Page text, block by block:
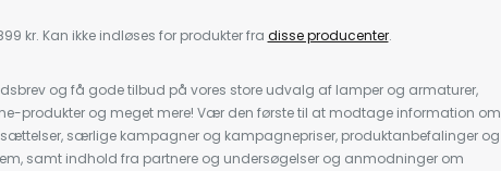
kr. Kan ikke indløses for produkter fra disse producenter.
og få gode tilbud på vores store udvalg af lamper og armaturer,
produkter og meget mere! Vær den første til at modtage information om
særlige kampagner og kampagnepriser, produktanbefalinger og
samt indhold fra partnere og undersøgelser og anmodninger om